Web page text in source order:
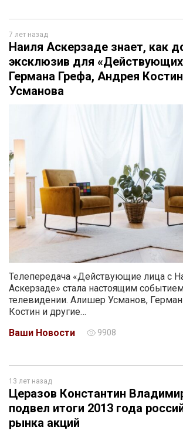
7 лет назад
Наиля Аскерзаде знает, как
эксклюзив для
Германа Грефа, Андрея
Усманова
Телепередача «Действующие лица с
Аскерзаде» стала настоящим
телевидении. Алишер Усманов,
Костин и другие…
Ваши Новости
9908
13 лет назад
Церазов Константин
подвел итоги 2013 года
рынка акций